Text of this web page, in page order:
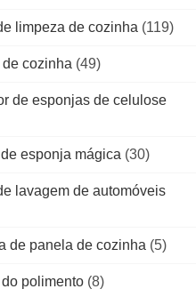
limpeza de cozinha (119)
de cozinha (49)
de esponjas de celulose
esponja mágica (30)
lavagem de automóveis
de panela de cozinha (5)
polimento (8)